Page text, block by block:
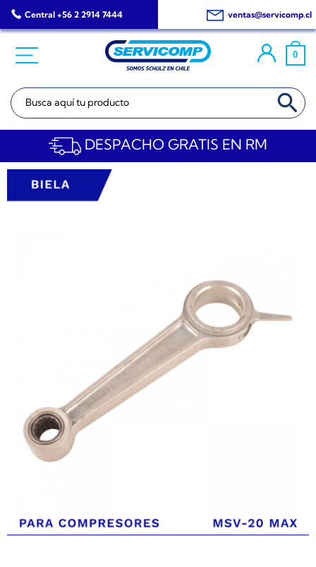
Saltar
al
Central +56 2 2914 7444 ventas@servicomp.cl
0
Buscar: BOTÓN DE
DESPACHO GRATIS EN RM